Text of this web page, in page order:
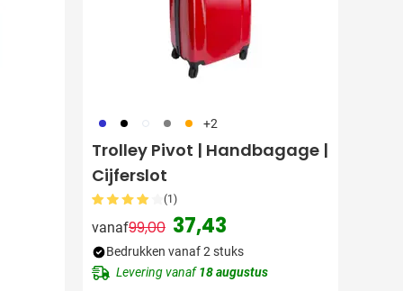
023 001 002 003 007 +2
Trolley Pivot | Handbagage |
Cijferslot
(1)
vanaf
Normale prijs
99,00
Speciale prijs
37,43
Bedrukken vanaf 2 stuks
Levering vanaf18 augustus